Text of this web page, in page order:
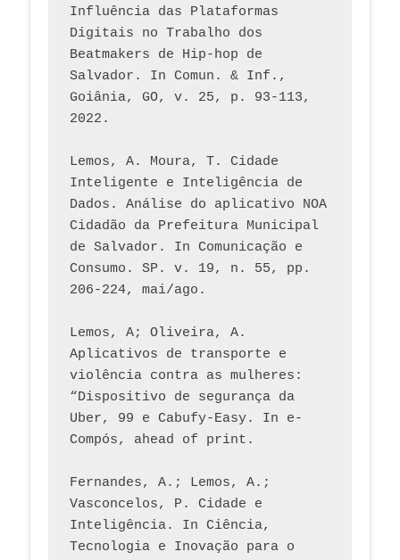
Influência das Plataformas
Digitais no Trabalho dos
Beatmakers de Hip-hop de
Salvador. In Comun. & Inf.,
Goiânia, GO, v. 25, p. 93-113,
2022.
Lemos, A. Moura, T. Cidade
Inteligente e Inteligência de
Dados. Análise do aplicativo NOA
Cidadão da Prefeitura Municipal
de Salvador. In Comunicação e
Consumo. SP. v. 19, n. 55, pp.
206-224, mai/ago.
Lemos, A; Oliveira, A.
Aplicativos de transporte e
violência contra as mulheres:
“Dispositivo de segurança da
Uber, 99 e Cabufy-Easy. In e-
Compós, ahead of print.
Fernandes, A.; Lemos, A.;
Vasconcelos, P. Cidade e
Inteligência. In Ciência,
Tecnologia e Inovação para o